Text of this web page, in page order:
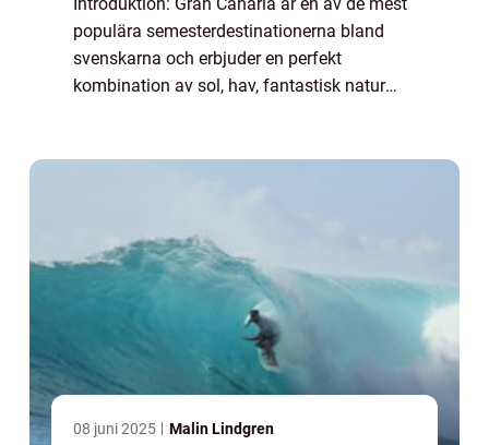
populära semesterdestinationerna bland
svenskarna och erbjuder en perfekt
kombination av sol, hav, fantastisk natur
08 juni 2025 Malin Lindgren